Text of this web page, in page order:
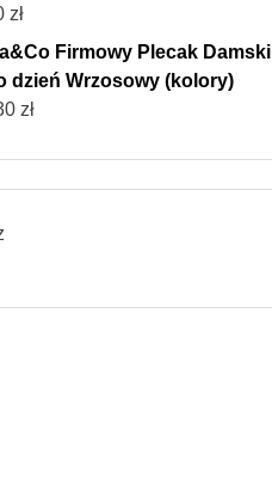
zł
Firmowy Plecak Damski
dzień Wrzosowy (kolory)
zł